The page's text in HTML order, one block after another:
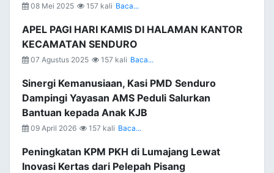
08 Mei 2025 157 kali Baca...
APEL PAGI HARI KAMIS DI HALAMAN KANTOR
KECAMATAN SENDURO
07 Agustus 2025 157 kali Baca...
Sinergi Kemanusiaan, Kasi PMD Senduro
Dampingi Yayasan AMS Peduli Salurkan
Bantuan kepada Anak KJB
09 April 2026 157 kali Baca...
Peningkatan KPM PKH di Lumajang Lewat
Inovasi Kertas dari Pelepah Pisang